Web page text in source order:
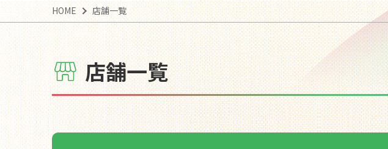
フレッセイアプリ ポイントカード
会社概要 トップメッセージ
「フレッシー便」運行案内 「フレッシー宅配便」のご案内
HOME 店舗一覧
店舗一覧